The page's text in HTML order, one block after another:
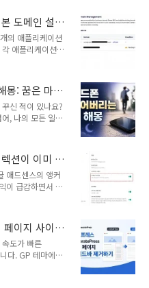
프레스
개인 도메인을
URL로 구글과
라도 SEO 피해를
결한 후에 방문자
일 정도 2차 도
습니다.운영 중인
도메인 설
애드
의 애플리케이션
애플리케이션에
케이션의 도메인
Primary" 옵
클라우드웨이즈
표시가 안 되는
라우드웨이즈 할
우드웨이즈 도메
몽: 꿈은 마음
신 적이 있나요?
, 나의 모든 일상
존재입니다. 그
반적으로 꿈속에
리적인 안정감
버리는 꿈이나 핸
요?핸드폰 잃어버
가 스마트폰을
지 않고 끊어 버
...
션이 이미 사
애드센스의 앵커
이 급감하면서 티
구글 블로그)으로
있기 때문에 추가
경우 괜찮은 선
인을 옮기는 경우
스토리 게시글을
있습니다. 워드
이지 사이드
도가 빠른
다. GP 테마에서
등에 대하여 사이